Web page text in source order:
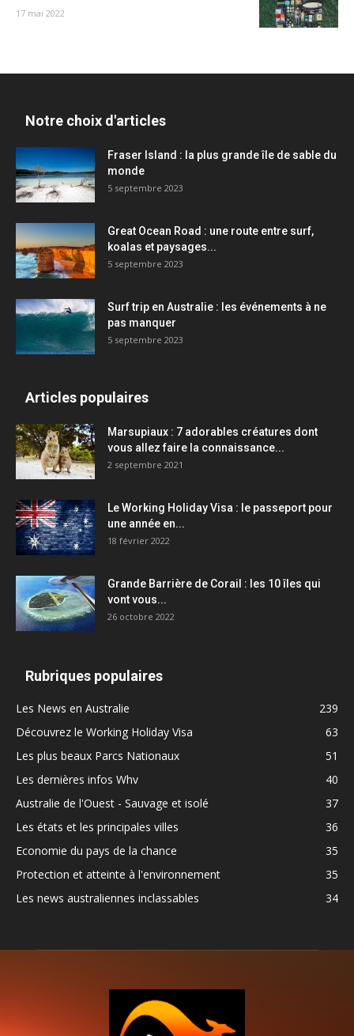
17 mai 2022
Notre choix d'articles
Fraser Island : la plus grande île de sable du
monde
5 septembre 2023
Great Ocean Road : une route entre surf,
koalas et paysages...
5 septembre 2023
Surf trip en Australie : les événements à ne
pas manquer
5 septembre 2023
Articles populaires
Marsupiaux : 7 adorables créatures dont
vous allez faire la connaissance...
2 septembre 2021
Le Working Holiday Visa : le passeport pour
une année en...
18 février 2022
Grande Barrière de Corail : les 10 îles qui
vont vous...
26 octobre 2022
Rubriques populaires
Les News en Australie
239
Découvrez le Working Holiday Visa
63
Les plus beaux Parcs Nationaux
51
Les dernières infos Whv
40
Australie de l'Ouest - Sauvage et isolé
37
Les états et les principales villes
36
Economie du pays de la chance
35
Protection et atteinte à l'environnement
35
Les news australiennes inclassables
34